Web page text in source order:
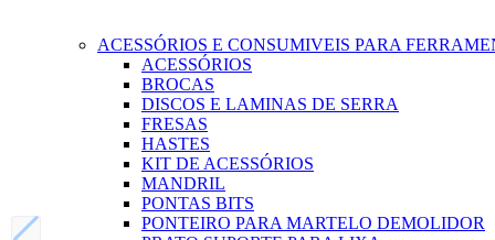
ACESSÓRIOS E CONSUMIVEIS PARA
ACESSÓRIOS
BROCAS
DISCOS E LAMINAS DE SERRA
FRESAS
HASTES
KIT DE ACESSÓRIOS
MANDRIL
PONTAS BITS
PONTEIRO PARA MARTELO DEMOLIDOR